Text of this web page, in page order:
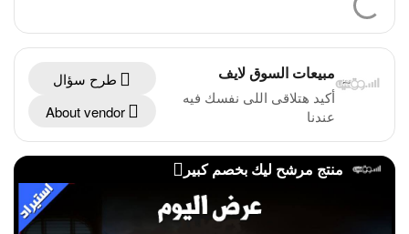
مبيعات السوق لايف
أكيد هتلاقى اللى نفسك فيه
عندنا
طرح سؤال
About vendor
منتج مرشح ليك بخصم كبير